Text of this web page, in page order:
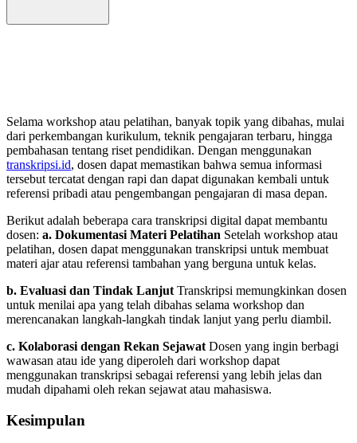
Selama workshop atau pelatihan, banyak topik yang dibahas, mulai
dari perkembangan kurikulum, teknik pengajaran terbaru, hingga
pembahasan tentang riset pendidikan. Dengan menggunakan
transkripsi.id, dosen dapat memastikan bahwa semua informasi
tersebut tercatat dengan rapi dan dapat digunakan kembali untuk
referensi pribadi atau pengembangan pengajaran di masa depan.
Berikut adalah beberapa cara transkripsi digital dapat membantu
dosen: a. Dokumentasi Materi Pelatihan Setelah workshop atau
pelatihan, dosen dapat menggunakan transkripsi untuk membuat
materi ajar atau referensi tambahan yang berguna untuk kelas.
b. Evaluasi dan Tindak Lanjut Transkripsi memungkinkan dosen
untuk menilai apa yang telah dibahas selama workshop dan
merencanakan langkah-langkah tindak lanjut yang perlu diambil.
c. Kolaborasi dengan Rekan Sejawat Dosen yang ingin berbagi
wawasan atau ide yang diperoleh dari workshop dapat
menggunakan transkripsi sebagai referensi yang lebih jelas dan
mudah dipahami oleh rekan sejawat atau mahasiswa.
Kesimpulan